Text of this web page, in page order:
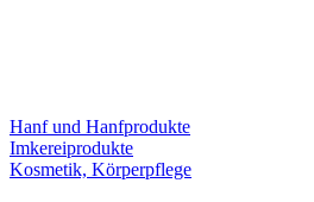
Hanf und Hanfprodukte
Imkereiprodukte
Kosmetik, Körperpflege